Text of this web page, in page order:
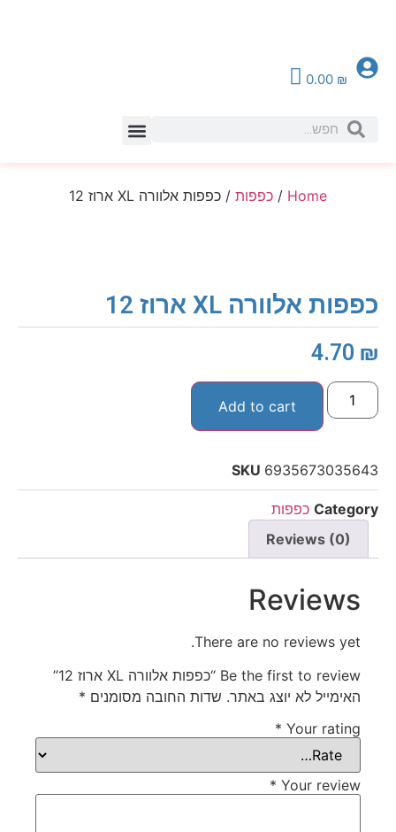
0.00 ₪
Home
/ כפפות / כפפות אלוורה XL ארוז 12
כפפות אלוורה XL ארוז 12
4.70 ₪
Add to cart
SKU 6935673035643
Category כפפות
Reviews (0)
Reviews
There are no reviews yet.
Be the first to review “כפפות אלוורה XL ארוז 12”
האימייל לא יוצג באתר. שדות החובה מסומנים *
Your rating
*
Your review
*